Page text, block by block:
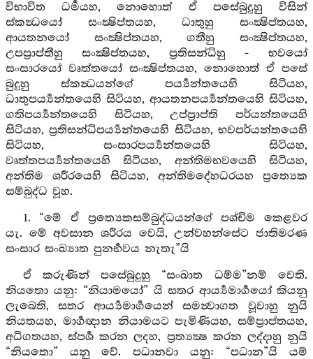
විභාවිත ධර්‍මයහ, නොහොත් ඒ පසේබුදුහු විසින්
ස්කන්‍ධයෝ සංක්‍ෂිප්තයහ, ධාතුහු සංක්‍ෂිප්තයහ,
ආයතනයෝ සංක්‍ෂිප්තයහ, ගතීහු සංක්‍ෂිප්තයහ,
උපප්‍රාප්තීහු සංක්‍ෂිප්තයහ, ප්‍රතිසන්ධිහු - භවයෝ
සංසාරයෝ වෘත්තයෝ සංක්‍ෂිප්තයහ, නොහොත් ඒ පසේ
බුදුහු ස්කන්‍ධයන්ගේ පර්‍ය්‍යන්තයෙහි සිටියහ,
ධාතුපර්‍ය්‍යන්තයෙහි සිටියහ, ආයතනපර්‍ය්‍යන්තයෙහි සිටියහ,
ගතිපර්‍ය්‍යන්තයෙහි සිටියහ, උප්ප්‍රාප්ති පර්යන්තයෙහි
සිටියහ, ප්‍රතිසන්ධිපර්‍ය්‍යන්තයෙහි සිටියහ, භවපර්යන්තයෙහි
සිටියහ, සංසාරපර්‍ය්‍යන්තයෙහි සිටියහ,
වෘත්තපර්‍ය්‍යන්තයෙහි සිටියහ, අන්තිමභවයෙහි සිටියහ,
අන්තිම ශරීරයෙහි සිටියහ, අන්තිමදේහධරයහ ප්‍රත්‍යෙක
සම්බුද්ධ වූහ.
1. “මේ ඒ ප්‍රත්‍යෙකසම්බුද්ධයන්ගේ පශ්චිම කෙළවර
යැ. මේ අවසාන ශරීරය වෙයි, උන්වහන්සේට ජාතිමරණ
සංසාර සංඛ්‍යාත පුනර්‍භවය නැතැ”යි
ඒ කරුණින් පසේබුදුහු “සංඛාත ධම්ම”නම් වෙති.
නියතො යනු: “නියාමයෝ” යි සතර ආර්‍ය්‍යමාර්‍ගයෝ කියනු
ලැබෙති, සතර ආර්‍ය්‍යමාර්‍ගයෙන් සමන්‍වාගත වූවාහු නුයි
නියතයහ, මාර්‍ගඥාන නියාමයට පැමිණියහ, සම්ප්‍රාප්තයහ,
අධිගතයහ, ස්පර්‍ශ කරන ලදහ, ප්‍රත්‍යක්‍ෂ කරන ලද්දාහු නුයි
“නියතො” යනු වේ. පධානවා යනු: “පධාන”යි යම්